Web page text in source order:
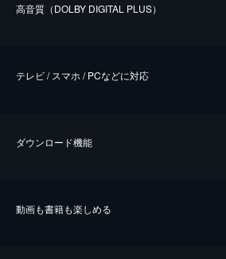
⾼⾳質（DOLBY DIGITAL PLUS）
テレビ / スマホ / PCなどに対応
ダウンロード機能
動画も書籍も楽しめる